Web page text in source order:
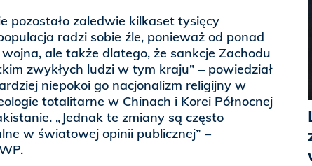
pozostało zaledwie kilkaset tysięcy
radzi sobie źle, ponieważ od ponad
ale także dlatego, że sankcje Zachodu
zwykłych ludzi w tym kraju” – powiedział
niepokoi go nacjonalizm religijny w
totalitarne w Chinach i Korei Północnej
„Jednak te zmiany są często
w światowej opinii publicznej” –